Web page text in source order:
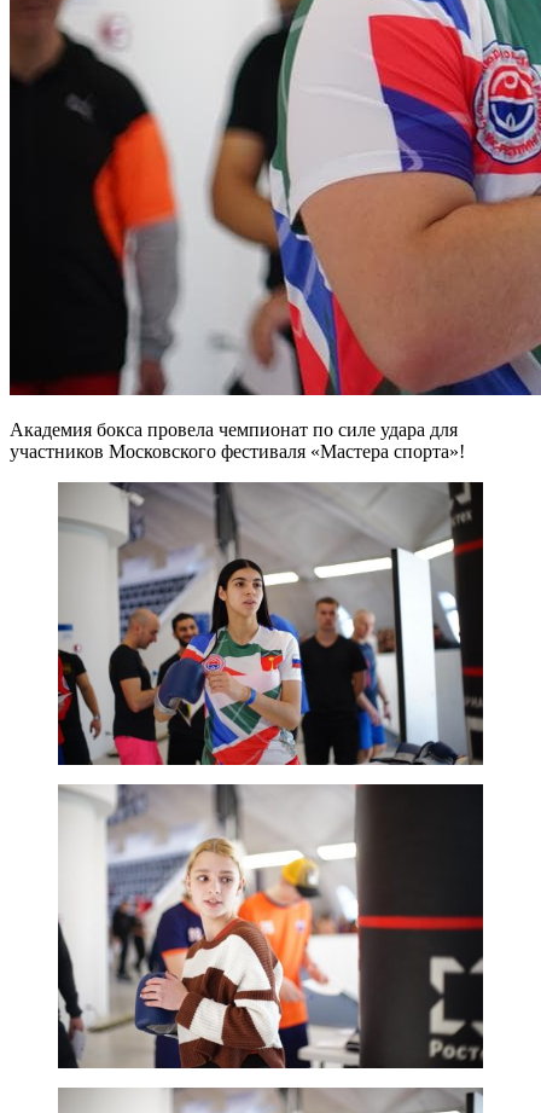
Академия бокса провела чемпионат по силе удара для
участников Московского фестиваля «Мастера спорта»!